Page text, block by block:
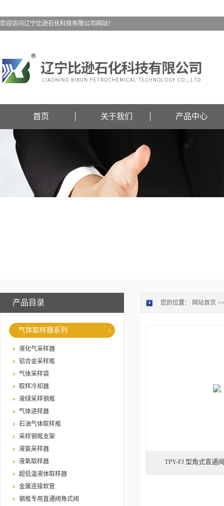
欢迎访问辽宁比逊石化科技有限公司网站！
首页 关于我们 产品中心
产品目录
气体取样器系列
液化气采样器
铝合金采样瓶
气体采样袋
取样冷却器
液绿采样钢瓶
气体进样器
石油气体取样瓶
采样钢瓶支架
液氨采样器
液氧取样器
超低温液体取样器
金属连接软管
钢瓶专用直通阀角式阀
您的位置： 网站首页
TPY-FJ 型角式直通